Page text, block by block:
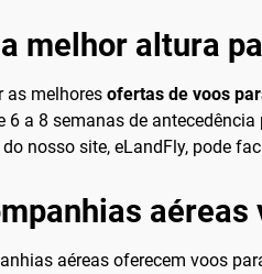
melhor altura
as melhores ofertas de voos
6 a 8 semanas de
nosso site, eLandFly, pode
aéreas oferecem voos